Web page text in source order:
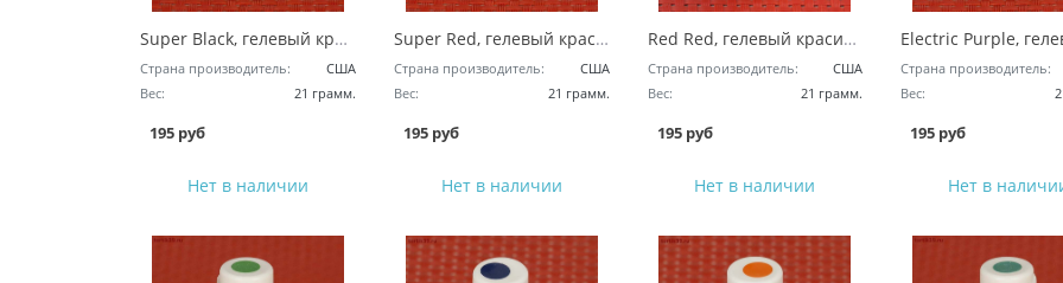
Super Black, гелевый краситель AmeriColor
Страна производитель:
США
Вес:
21 грамм.
195 руб
Нет в наличии
Super Red, гелевый краситель AmeriColor
Страна производитель:
США
Вес:
21 грамм.
195 руб
Нет в наличии
Red Red, гелевый краситель AmeriColor
Страна производитель:
США
Вес:
21 грамм.
195 руб
Нет в наличии
Страна производитель:
Вес:
195 руб
Нет в